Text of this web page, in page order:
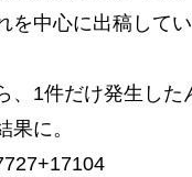
を中心に出稿してい
、1件だけ発生し
果に。